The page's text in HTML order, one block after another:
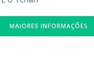
MAIORES INFORMAÇÕES